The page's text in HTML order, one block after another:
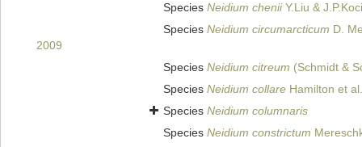
Species Neidium cheniiY.Liu &
Species Neidium circumarcticum D.
2009
Species Neidium citreum (Schmidt &
Species Neidium collare Hamilton et
Species Neidium columnaris
Species Neidium constrictum